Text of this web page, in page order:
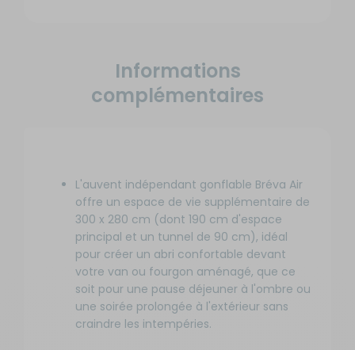
Informations
complémentaires
L'auvent indépendant gonflable Bréva Air
offre un espace de vie supplémentaire de
300 x 280 cm (dont 190 cm d'espace
principal et un tunnel de 90 cm), idéal
pour créer un abri confortable devant
votre van ou fourgon aménagé, que ce
soit pour une pause déjeuner à l'ombre ou
une soirée prolongée à l'extérieur sans
craindre les intempéries.